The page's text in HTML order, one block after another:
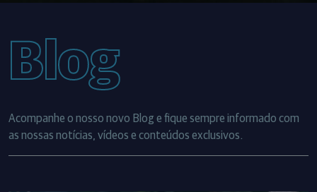
Blog
Acompanhe o nosso novo Blog e fique sempre informado com
as nossas notícias, vídeos e conteúdos exclusivos.